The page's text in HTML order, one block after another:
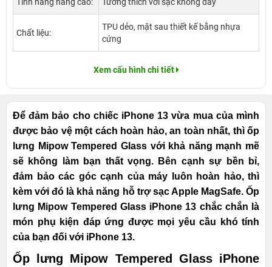
Chất liệu:
TPU dẻo, mặt sau thiết kế bằng nhựa
cứng
Xem cấu hình chi tiết
Để đảm bảo cho chiếc iPhone 13 vừa mua của mình
được bảo vệ một cách hoàn hảo, an toàn nhất, thì ốp
lưng Mipow Tempered Glass với khả năng mạnh mẽ
sẽ không làm bạn thất vọng. Bên cạnh sự bền bỉ,
đảm bảo các góc cạnh của máy luôn hoàn hảo, thì
kèm với đó là khả năng hỗ trợ sạc Apple MagSafe. Ốp
lưng Mipow Tempered Glass iPhone 13 chắc chắn là
món phụ kiện đáp ứng được mọi yêu cầu khó tính
của bạn đối với iPhone 13.
Ốp lưng Mipow Tempered Glass iPhone